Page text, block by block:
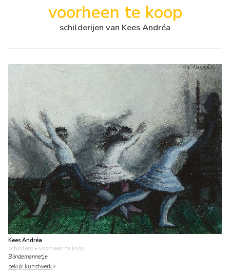
voorheen te koop
schilderijen van Kees Andréa
Kees Andréa
schilderij • voorheen te koop
Blindemannetje
bekijk kunstwerk